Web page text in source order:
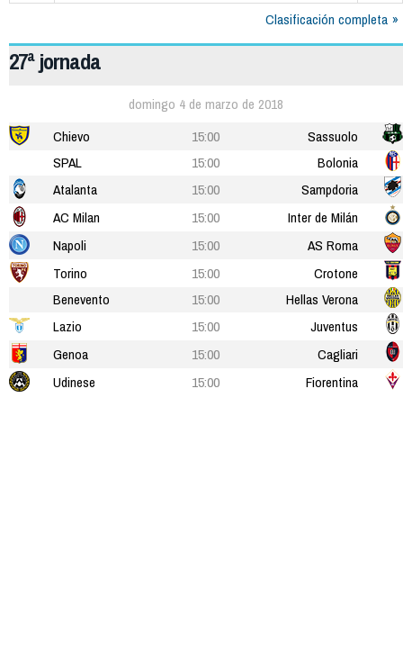
Clasificación completa
27ª jornada
domingo 4 de marzo de 2018
Chievo
15:00
Sassuolo
SPAL
15:00
Bolonia
Atalanta
15:00
Sampdoria
AC Milan
15:00
Inter de Milán
Napoli
15:00
AS Roma
Torino
15:00
Crotone
Benevento
15:00
Hellas Verona
Lazio
15:00
Juventus
Genoa
15:00
Cagliari
Udinese
15:00 Fiorentina